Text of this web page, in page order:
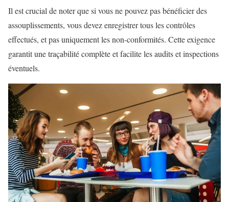
Il est crucial de noter que si vous ne pouvez pas bénéficier des
assouplissements, vous devez enregistrer tous les contrôles
effectués, et pas uniquement les non-conformités. Cette exigence
garantit une traçabilité complète et facilite les audits et inspections
éventuels.